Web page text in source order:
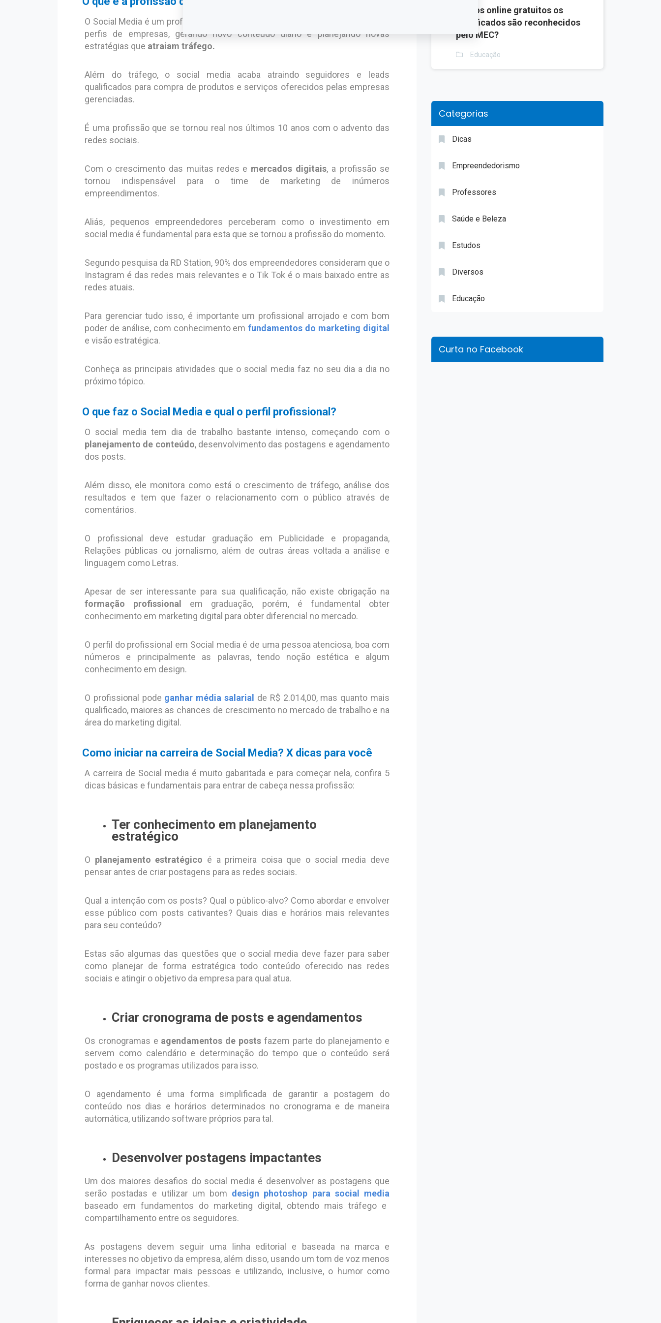
O Social Media é um profissional que está responsável pelas redes sociais de
perfis de empresas, gerando novo conteúdo diário e planejando novas
estratégias que atraiam tráfego.
Além do tráfego, o social media acaba atraindo seguidores e leads
qualificados para compra de produtos e serviços oferecidos pelas empresas
gerenciadas.
É uma profissão que se tornou real nos últimos 10 anos com o advento das
redes sociais.
Com o crescimento das muitas redes e mercados digitais, a profissão se
tornou indispensável para o time de marketing de inúmeros
empreendimentos.
Aliás, pequenos empreendedores perceberam como o investimento em
social media é fundamental para esta que se tornou a profissão do momento.
Segundo pesquisa da RD Station, 90% dos empreendedores consideram que o
Instagram é das redes mais relevantes e o Tik Tok é o mais baixado entre as
redes atuais.
Para gerenciar tudo isso, é importante um profissional arrojado e com bom
poder de análise, com conhecimento emfundamentos do marketing digital
e visão estratégica.
Conheça as principais atividades que o social media faz no seu dia a dia no
próximo tópico.
O que faz o Social Media e qual o perfil profissional?
O social media tem dia de trabalho bastante intenso, começando com o
planejamento de conteúdo, desenvolvimento das postagens e agendamento
dos posts.
Além disso, ele monitora como está o crescimento de tráfego, análise dos
resultados e tem que fazer o relacionamento com o público através de
comentários.
O profissional deve estudar graduação em Publicidade e propaganda,
Relações públicas ou jornalismo, além de outras áreas voltada a análise e
linguagem como Letras.
Apesar de ser interessante para sua qualificação, não existe obrigação na
formação profissional
em graduação, porém, é fundamental obter
conhecimento em marketing digital para obter diferencial no mercado.
O perfil do profissional em Social media é de uma pessoa atenciosa, boa com
números e principalmente as palavras, tendo noção estética e algum
conhecimento em design.
O profissional pode ganhar média salarial
de R$ 2.014,00, mas quanto mais
qualificado, maiores as chances de crescimento no mercado de trabalho e na
área do marketing digital.
Como iniciar na carreira de Social Media? X dicas para você
A carreira de Social media é muito gabaritada e para começar nela, confira 5
dicas básicas e fundamentais para entrar de cabeça nessa profissão:
Ter conhecimento em planejamento
estratégico
O planejamento estratégico é a primeira coisa que o social media deve
pensar antes de criar postagens para as redes sociais.
Qual a intenção com os posts? Qual o público-alvo? Como abordar e envolver
esse público com posts cativantes? Quais dias e horários mais relevantes
para seu conteúdo?
Estas são algumas das questões que o social media deve fazer para saber
como planejar de forma estratégica todo conteúdo oferecido nas redes
sociais e atingir o objetivo da empresa para qual atua.
Criar cronograma de posts e agendamentos
Os cronogramas e agendamentos de posts fazem parte do planejamento e
servem como calendário e determinação do tempo que o conteúdo será
postado e os programas utilizados para isso.
O agendamento é uma forma simplificada de garantir a postagem do
conteúdo nos dias e horários determinados no cronograma e de maneira
automática, utilizando software próprios para tal.
Desenvolver postagens impactantes
Um dos maiores desafios do social media é desenvolver as postagens que
serão postadas e utilizar um bom design photoshop para social media
baseado em fundamentos do marketing digital, obtendo mais tráfego e
compartilhamento entre os seguidores.
As postagens devem seguir uma linha editorial e baseada na marca e
interesses no objetivo da empresa, além disso, usando um tom de voz menos
formal para impactar mais pessoas e utilizando, inclusive, o humor como
forma de ganhar novos clientes.
Cursos online gratuitos os
certificados são reconhecidos
pelo MEC?
Educação
Categorias
Dicas
Empreendedorismo
Professores
Saúde e Beleza
Estudos
Diversos
Educação
Curta no Facebook